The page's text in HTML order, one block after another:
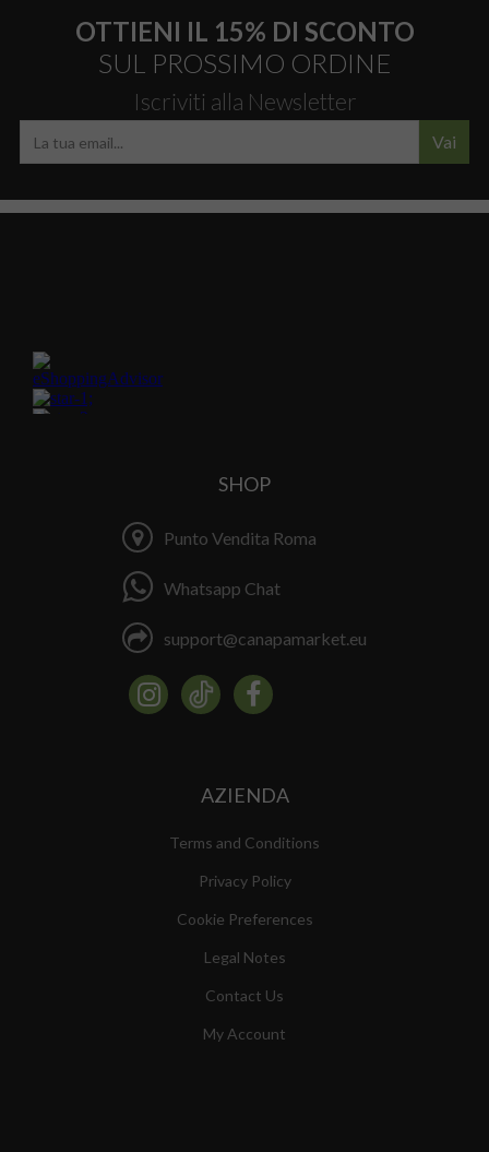
OTTIENI IL 15% DI SCONTO
SUL PROSSIMO ORDINE
Iscriviti alla Newsletter
Vai
SHOP
Punto Vendita Roma
Whatsapp Chat
support@canapamarket.eu
AZIENDA
Terms and Conditions
Privacy Policy
Cookie Preferences
Legal Notes
Contact Us
My Account